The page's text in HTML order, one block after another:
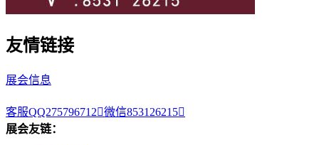
友情链接
展会信息
客服QQ275796712微信853126215
展会友链：